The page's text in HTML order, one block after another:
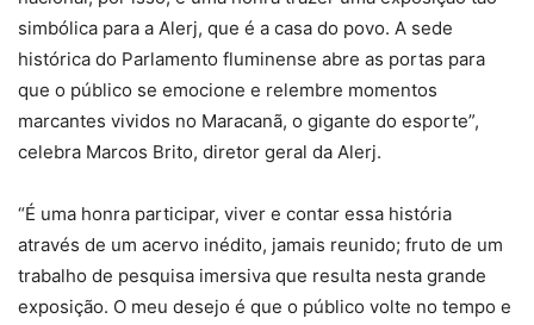
simbólica para a Alerj, que é a casa do povo. A sede
histórica do Parlamento fluminense abre as portas para
que o público se emocione e relembre momentos
marcantes vividos no Maracanã, o gigante do esporte”,
celebra Marcos Brito, diretor geral da Alerj.
“É uma honra participar, viver e contar essa história
através de um acervo inédito, jamais reunido; fruto de um
trabalho de pesquisa imersiva que resulta nesta grande
exposição. O meu desejo é que o público volte no tempo e